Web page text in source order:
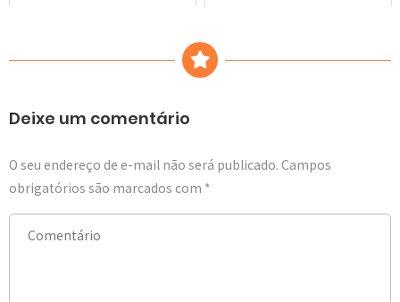
Deixe um comentário
O seu endereço de e-mail não será publicado. Campos
obrigatórios são marcados com *